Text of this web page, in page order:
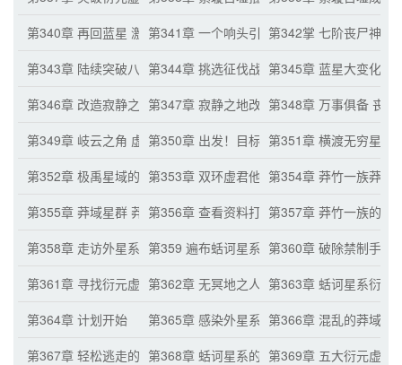
第340章 再回蓝星 激动的李备果第341章 一个响头引起的动静第342掌 七阶丧尸神族
第343章 陆续突破八阶的丧尸神族第344章 挑选征伐战争的丧尸神族 蓝星负责
第345章 蓝星大变化
第346章 改造寂静之地 七斗万禁流第347章 寂静之地改造完成 征伐大军的准备
第348章 万事俱备 丧尸
第349章 岐云之角 虚君丧尸的激动第350章 出发！目标征战宇宙第351章 横渡无穷星云
第352章 极禹星域的存在 先打探消息第353章 双环虚君他们的疑惑第354章 莽竹一族莽山
第355章 莽域星群 莽竹一族的底蕴第356章 查看资料打探消息第357章 莽竹一族的监
第358章 走访外星系虚君第359 遍布蛞诃星系的禁制手段第360章 破除禁制手段
第361章 寻找衍元虚君 恒息一族恒泰虚君第362章 无冥地之人的条件 万域战场的存在
第363章 蛞诃星系衍元
第364章 计划开始
第365章 感染外星系虚君 其他外星系虚君的
第366章 混乱的莽域星
第367章 轻松逃走的双环虚君第368章 蛞诃星系的大混乱第369章 五大衍元虚君